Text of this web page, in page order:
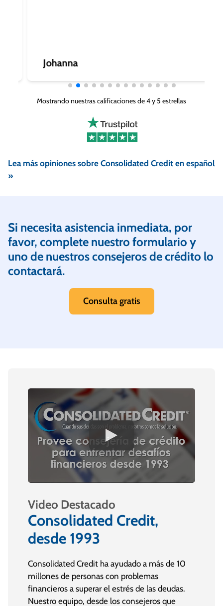
Johanna
Mostrando nuestras calificaciones de 4 y 5 estrellas
Lea más opiniones sobre Consolidated Credit en español
»
Si necesita asistencia inmediata, por
favor, complete nuestro formulario y
uno de nuestros consejeros de crédito lo
contactará.
Consulta gratis
Video Destacado
Consolidated Credit,
desde 1993
Consolidated Credit ha ayudado a más de 10
millones de personas con problemas
financieros a superar el estrés de las deudas.
Nuestro equipo, desde los consejeros que